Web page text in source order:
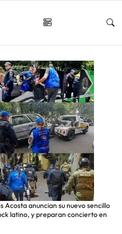
Acosta anuncian su nuevo sencillo
latino, y preparan concierto en